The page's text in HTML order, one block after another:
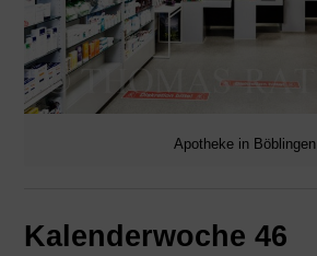
Apotheke in Böblingen
Kalenderwoche 46